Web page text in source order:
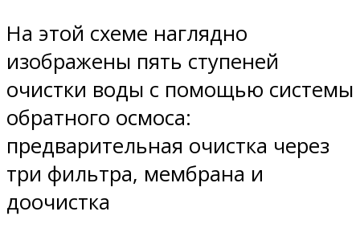
На этой схеме наглядно
изображены пять ступеней
очистки воды с помощью системы
обратного осмоса:
предварительная очистка через
три фильтра, мембрана и
доочистка